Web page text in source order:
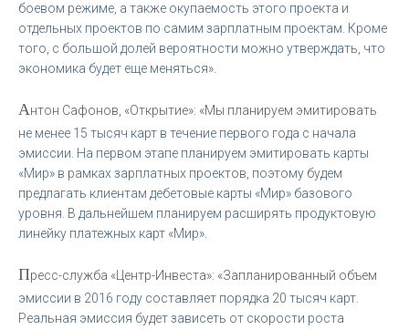
боевом режиме, а также окупаемость этого проекта и
отдельных проектов по самим зарплатным проектам. Кроме
того, с большой долей вероятности можно утверждать, что
экономика будет еще меняться».
Антон Сафонов, «Открытие»: «Мы планируем эмитировать
не менее 15 тысяч карт в течение первого года с начала
эмиссии. На первом этапе планируем эмитировать карты
«Мир» в рамках зарплатных проектов, поэтому будем
предлагать клиентам дебетовые карты «Мир» базового
уровня. В дальнейшем планируем расширять продуктовую
линейку платежных карт «Мир».
Пресс-служба «Центр-Инвеста»: «Запланированный объем
эмиссии в 2016 году составляет порядка 20 тысяч карт.
Реальная эмиссия будет зависеть от скорости роста